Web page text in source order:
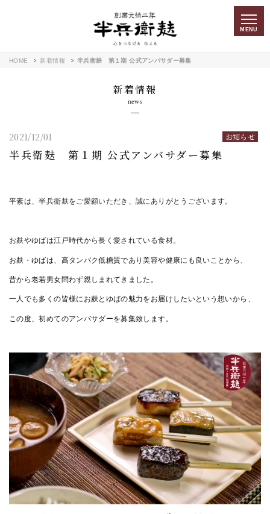
MENU
HOME 新着情報 半兵衛麸 第１期 公式アンバサダー募集
新着情報
news
半兵衛麸 第１期 公式アンバサダー募集
2021/12/01 お知らせ
平素は、半兵衛麸をご愛顧いただき、誠にありがとうございます。
お麸やゆばは江戸時代から長く愛されている食材。
お麸・ゆばは、高タンパク低糖質であり美容や健康にも良いことから、
昔から老若男女問わず親しまれてきました。
一人でも多くの皆様にお麸とゆばの魅力をお届けしたいという想いから、
この度、初めてのアンバサダーを募集致します。